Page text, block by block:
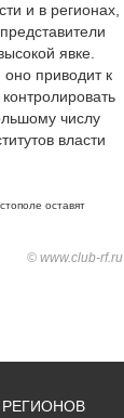
и в регионах,
явке.
приводит к
числу
власти
оставят
© www.club-rf.ru
РЕГИОНОВ